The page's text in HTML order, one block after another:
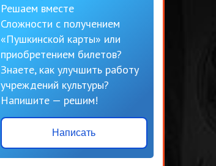
Решаем вместе
Сложности с получением
«Пушкинской карты» или
приобретением билетов?
Знаете, как улучшить работу
учреждений культуры?
Напишите — решим!
Написать